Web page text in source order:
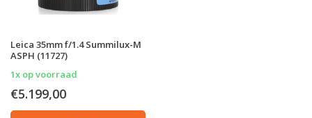
Leica 35mm f/1.4 Summilux-M
ASPH (11727)
1x op voorraad
€5.199,00